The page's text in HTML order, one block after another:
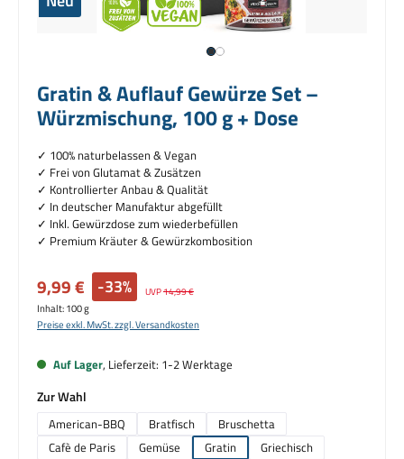
Gratin & Auflauf Gewürze Set –
Würzmischung, 100 g + Dose
✓ 100% naturbelassen & Vegan
✓ Frei von Glutamat & Zusätzen
✓ Kontrollierter Anbau & Qualität
✓ In deutscher Manufaktur abgefüllt
✓ Inkl. Gewürzdose zum wiederbefüllen
✓ Premium Kräuter & Gewürzkombosition
Verkaufspreis:
9,99 € -33% Regulärer Preis:
UVP14,99 €
Inhalt:100 g
Preise exkl. MwSt. zzgl. Versandkosten
Auf Lager, Lieferzeit: 1-2 Werktage
Zur Wahl
American-BBQ Bratfisch
Bruschetta
Cafè de Paris
Gemüse Gratin
Griechisch